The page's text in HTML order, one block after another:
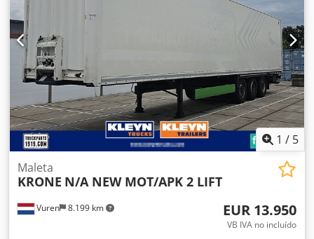
1 / 5
Vuren 8.199 km
Maleta
KRONE N/A NEW MOT/APK 2 LIFT
EUR 13.950
VB IVA no incluído